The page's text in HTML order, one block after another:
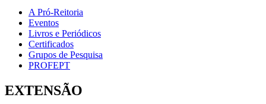
A Pró-Reitoria
Eventos
Livros e Periódicos
Certificados
Grupos de Pesquisa
PROFEPT
EXTENSÃO